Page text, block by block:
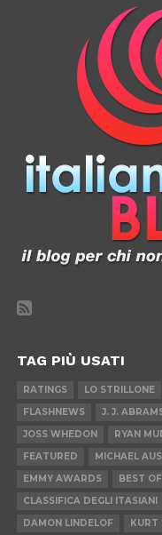
TAG PIÙ USATI
RATINGS LO STRILLONE
FLASHNEWS
J. J.
JOSS WHEDON
RYAN
FEATURED
MICHAEL
EMMY AWARDS
BEST OF
CLASSIFICA DEGLI ITASIANI
DAMON LINDELOF
KURT